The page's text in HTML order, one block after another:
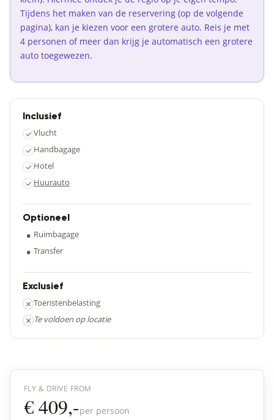
Tijdens het maken van de reservering (op de volgende
pagina), kan je kiezen voor een grotere auto. Reis je met
4 personen of meer dan krijg je automatisch een grotere
auto toegewezen.
Inclusief
✓Vlucht
✓ Handbagage
✓ Hotel
✓ Huurauto
Optioneel
• Ruimbagage
• Transfer
Exclusief
× Toeristenbelasting
× Te voldoen op locatie
FLY & DRIVE FROM
€ 409,-per persoon